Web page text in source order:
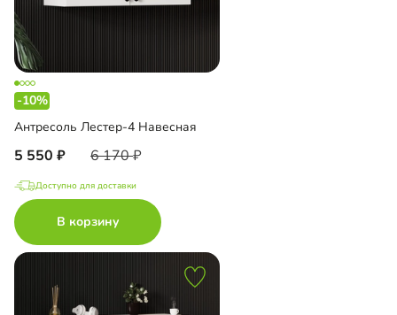
-10%
Антресоль Лестер-4 Навесная
5 550 6 170
Доступно для доставки
В корзину